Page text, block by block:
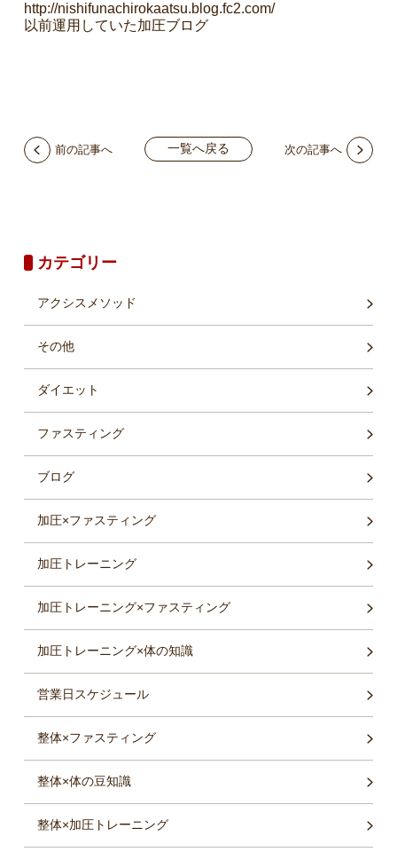
http://nishifunachirokaatsu.blog.fc2.com/
以前運用していた加圧ブログ
前の記事へ 一覧へ戻る 次の記事へ
カテゴリー
アクシスメソッド
その他
ダイエット
ファスティング
ブログ
加圧×ファスティング
加圧トレーニング
加圧トレーニング×ファスティング
加圧トレーニング×体の知識
営業日スケジュール
整体×ファスティング
整体×体の豆知識
整体×加圧トレーニング